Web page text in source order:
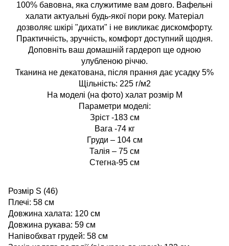
100% бавовна, яка служитиме вам довго. Вафельні
халати актуальні будь-якої пори року. Матеріал
дозволяє шкірі "дихати" і не викликає дискомфорту.
Практичність, зручність, комфорт доступний щодня.
Доповніть ваш домашній гардероп ще одною
улубленою річчю.
Тканина не декатована, після прання дає усадку 5%
Щільність: 225 г/м2
На моделі (на фото) халат розмір M
Параметри моделі:
Зріст -183 см
Вага -74 кг
Груди – 104 см
Талія – 75 см
Стегна-95 см
Розмір S (46)
Плечі: 58 см
Довжина халата: 120 см
Довжина рукава: 59 см
Напівобхват грудей: 58 см